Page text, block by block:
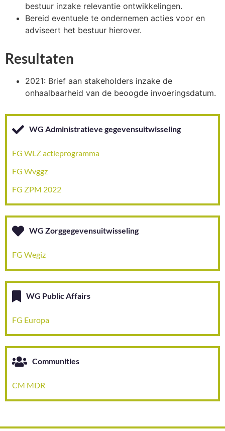
bestuur inzake relevantie ontwikkelingen.
Bereid eventuele te ondernemen acties voor en
adviseert het bestuur hierover.
Resultaten
2021: Brief aan stakeholders inzake de
onhaalbaarheid van de beoogde invoeringsdatum.
WG Administratieve gegevensuitwisseling
FG WLZ actieprogramma
FG Wvggz
FG ZPM 2022
WG Zorggegevensuitwisseling
FG Wegiz
WG Public Affairs
FG Europa
Communities
CM MDR